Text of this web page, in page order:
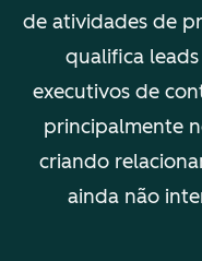
de atividades de
qualifica
executivos de
principalmente
criando
ainda não